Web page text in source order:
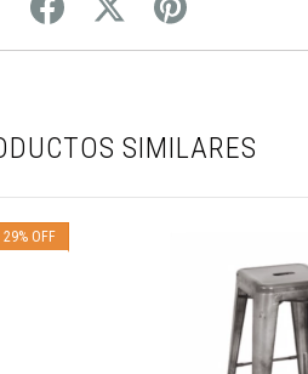
SIMILARES
29% OFF